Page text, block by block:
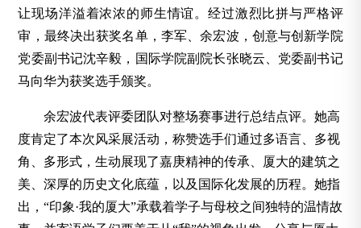
让现场洋溢着浓浓的师生情谊。经过激烈比拼与严格评
审，最终决出获奖名单，李军、余宏波，创意与创新学院
党委副书记沈辛毅，国际学院副院长张晓云、党委副书记
马向华为获奖选手颁奖。
余宏波代表评委团队对整场赛事进行总结点评。她高
度肯定了本次风采展活动，称赞选手们通过多语言、多视
角、多形式，生动展现了嘉庚精神的传承、厦大的建筑之
美、深厚的历史文化底蕴，以及国际化发展的历程。她指
出，“印象·我的厦大”承载着学子与母校之间独特的温情故